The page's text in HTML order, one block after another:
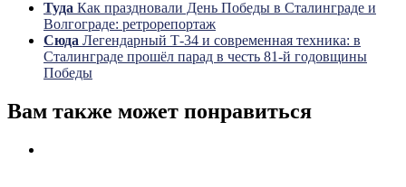
Туда Как праздновали День Победы в Сталинграде и
Волгограде: ретрорепортаж
Сюда Легендарный Т-34 и современная техника: в
Сталинграде прошёл парад в честь 81-й годовщины
Победы
Вам также может понравиться